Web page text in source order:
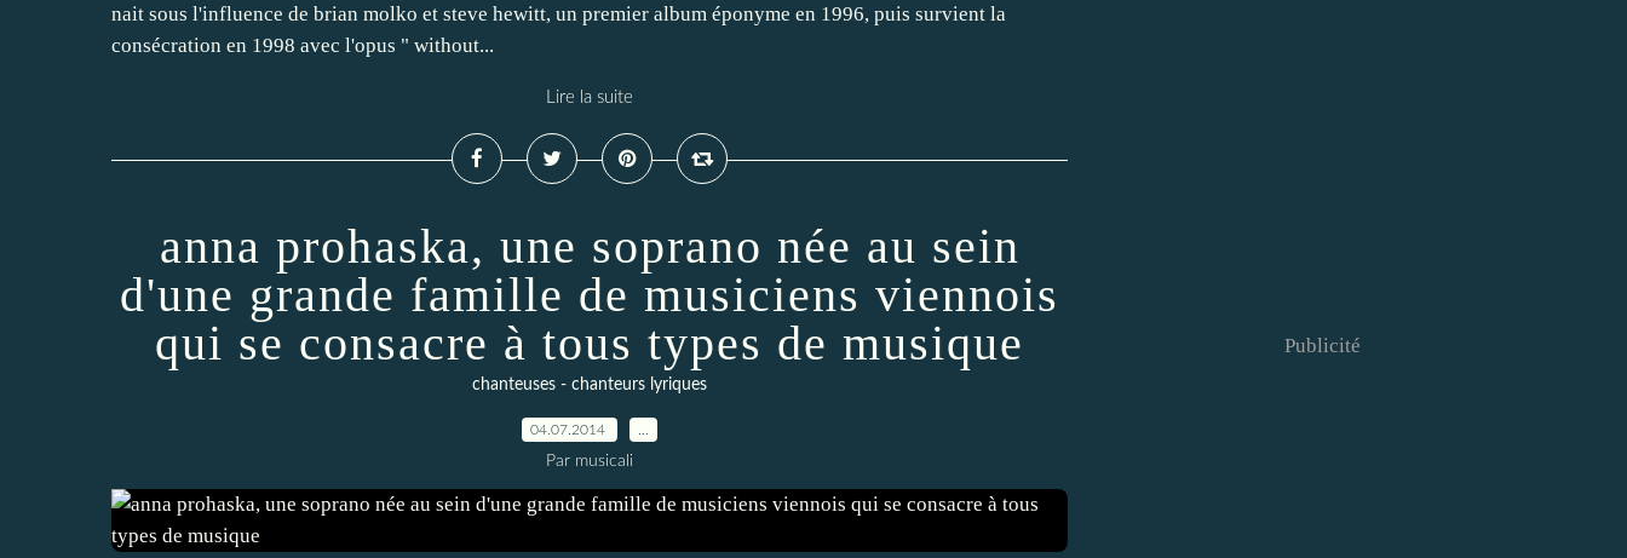
nait sous l'influence de brian molko et steve hewitt, un premier album éponyme en 1996, puis survient la
consécration en 1998 avec l'opus " without...
Lire la suite
anna prohaska, une soprano née au sein
d'une grande famille de musiciens viennois
qui se consacre à tous types de musique
chanteuses - chanteurs lyriques
04.07.2014
Par musicali
Publicité